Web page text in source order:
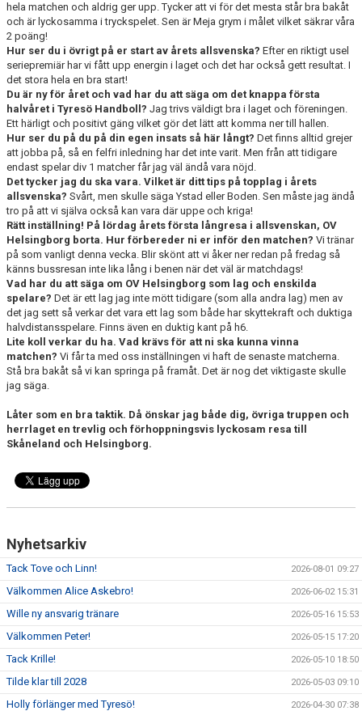
hela matchen och aldrig ger upp. Tycker att vi för det mesta står bra bakåt
och är lyckosamma i tryckspelet. Sen är Meja grym i målet vilket säkrar våra
2 poäng!
Hur ser du i övrigt på er start av årets allsvenska? Efter en riktigt usel
seriepremiär har vi fått upp energin i laget och det har också gett resultat. I
det stora hela en bra start!
Du är ny för året och vad har du att säga om det knappa första
halvåret i Tyresö Handboll? Jag trivs väldigt bra i laget och föreningen.
Ett härligt och positivt gäng vilket gör det lätt att komma ner till hallen.
Hur ser du på du på din egen insats så här långt? Det finns alltid grejer
att jobba på, så en felfri inledning har det inte varit. Men från att tidigare
endast spelar div 1 matcher får jag väl ändå vara nöjd.
Det tycker jag du ska vara. Vilket är ditt tips på topplag i årets
allsvenska? Svårt, men skulle säga Ystad eller Boden. Sen måste jag ändå
tro på att vi själva också kan vara där uppe och kriga!
Rätt inställning! På lördag årets första långresa i allsvenskan, OV
Helsingborg borta. Hur förbereder ni er inför den matchen? Vi tränar
på som vanligt denna vecka. Blir skönt att vi åker ner redan på fredag så
känns bussresan inte lika lång i benen när det väl är matchdags!
Vad har du att säga om OV Helsingborg som lag och enskilda
spelare? Det är ett lag jag inte mött tidigare (som alla andra lag) men av
det jag sett så verkar det vara ett lag som både har skyttekraft och duktiga
halvdistansspelare. Finns även en duktig kant på h6.
Lite koll verkar du ha. Vad krävs för att ni ska kunna vinna
matchen? Vi får ta med oss inställningen vi haft de senaste matcherna.
Stå bra bakåt så vi kan springa på framåt. Det är nog det viktigaste skulle
jag säga.
Låter som en bra taktik. Då önskar jag både dig, övriga truppen och
herrlaget en trevlig och förhoppningsvis lyckosam resa till
Skåneland och Helsingborg.
Nyhetsarkiv
Tack Tove och Linn! 2026-08-01 09:27
Välkommen Alice Askebro! 2026-06-02 15:31
Wille ny ansvarig tränare 2026-05-16 15:53
Välkommen Peter! 2026-05-15 17:20
Tack Krille! 2026-05-10 18:50
Tilde klar till 2028 2026-05-03 09:10
Holly förlänger med Tyresö! 2026-04-30 07:38